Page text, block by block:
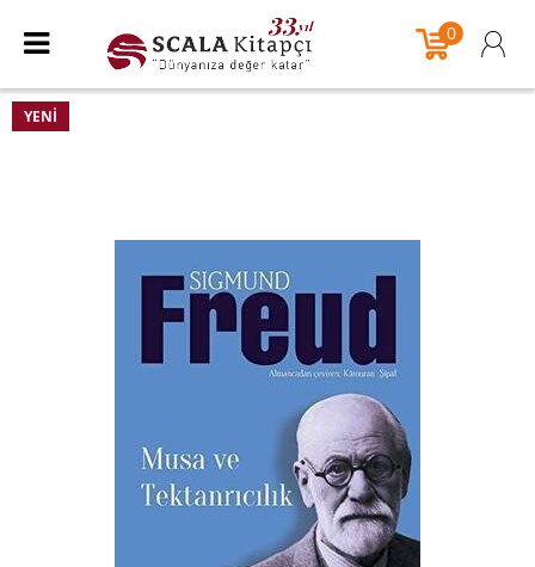
0
YENI